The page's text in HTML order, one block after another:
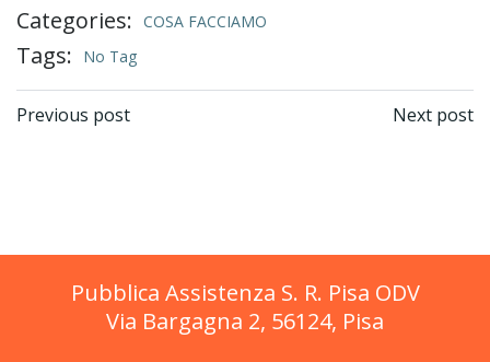
Categories: COSA FACCIAMO
Tags: No Tag
Post
Previous post Next post
Pubblica Assistenza S. R. Pisa ODV
Via Bargagna 2, 56124, Pisa